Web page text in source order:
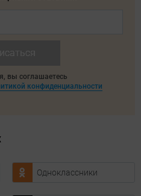
вы соглашаетесь
конфиденциальности
Одноклассники